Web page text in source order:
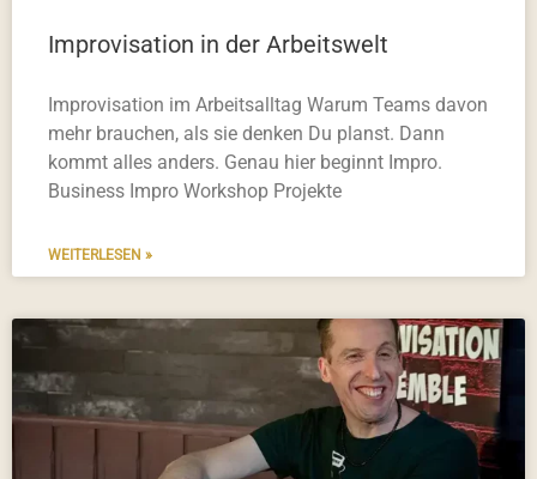
Improvisation in der Arbeitswelt
Improvisation im Arbeitsalltag Warum Teams davon
mehr brauchen, als sie denken Du planst. Dann
kommt alles anders. Genau hier beginnt Impro.
Business Impro Workshop Projekte
WEITERLESEN »